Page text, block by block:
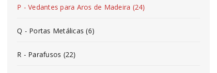
P - Vedantes para Aros de Madeira (24)
Q - Portas Metálicas (6)
R - Parafusos (22)